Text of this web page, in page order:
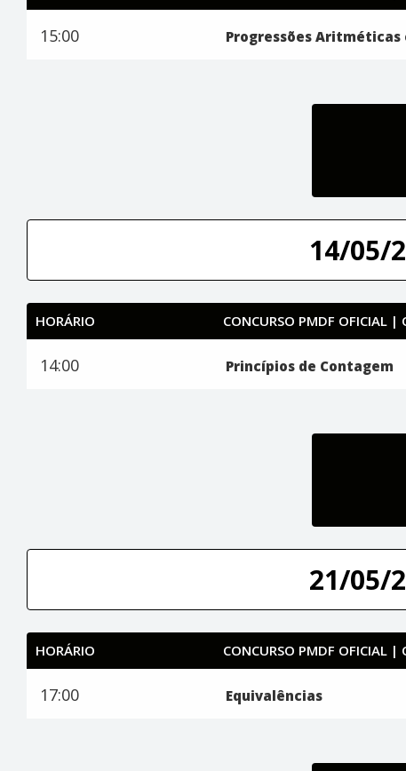
15:00 Progressões Aritméticas
14/05/
HORÁRIO CONCURSO PMDF OFICIAL |
14:00 Princípios de Contagem
21/05/
HORÁRIO CONCURSO PMDF OFICIAL |
17:00 Equivalências